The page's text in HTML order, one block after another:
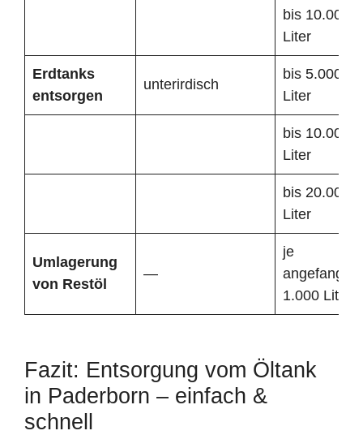
bis 10.000
Liter
Erdtanks
entsorgen
unterirdisch
bis 5.000
Liter
bis 10.000
Liter
bis 20.000
Liter
Umlagerung
von Restöl
—
je
1.000 Liter
Fazit: Entsorgung vom Öltank
in Paderborn – einfach &
schnell